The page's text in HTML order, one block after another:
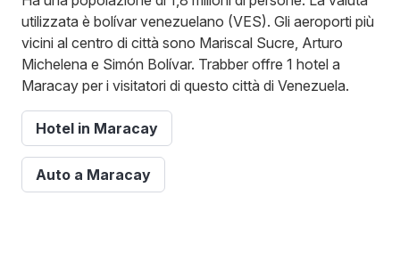
utilizzata è bolívar venezuelano (VES). Gli aeroporti più
vicini al centro di città sono Mariscal Sucre, Arturo
Michelena e Simón Bolívar. Trabber offre 1 hotel a
Maracay per i visitatori di questo città di Venezuela.
Hotel in Maracay
Auto a Maracay